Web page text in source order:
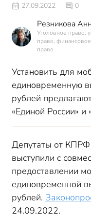
27.09.2022 0
Резникова
Уголовное право,
право,
право
Установить для
единовременную
рублей
«Единой России»
Депутаты от КПРФ
выступили с
предоставлении
единовременной
рублей.
24.09.2022.